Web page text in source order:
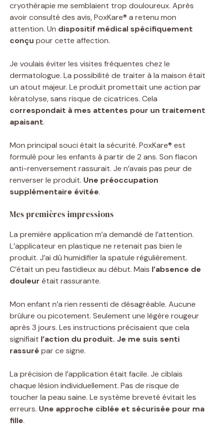
cryothérapie me semblaient trop douloureux. Après
avoir consulté des avis, PoxKare® a retenu mon
attention. Un dispositif médical spécifiquement
conçu pour cette affection.
Je voulais éviter les visites fréquentes chez le
dermatologue. La possibilité de traiter à la maison était
un atout majeur. Le produit promettait une action par
kératolyse, sans risque de cicatrices. Cela
correspondait à mes attentes pour un traitement
apaisant.
Mon principal souci était la sécurité. PoxKare® est
formulé pour les enfants à partir de 2 ans. Son flacon
anti-renversement rassurait. Je n’avais pas peur de
renverser le produit. Une préoccupation
supplémentaire évitée.
Mes premières impressions
La première application m’a demandé de l’attention.
L’applicateur en plastique ne retenait pas bien le
produit. J’ai dû humidifier la spatule régulièrement.
C’était un peu fastidieux au début. Mais l’absence de
douleur était rassurante.
Mon enfant n’a rien ressenti de désagréable. Aucune
brûlure ou picotement. Seulement une légère rougeur
après 3 jours. Les instructions précisaient que cela
signifiait l’action du produit. Je me suis senti
rassuré par ce signe.
La précision de l’application était facile. Je ciblais
chaque lésion individuellement. Pas de risque de
toucher la peau saine. Le système breveté évitait les
erreurs. Une approche ciblée et sécurisée pour ma
fille.